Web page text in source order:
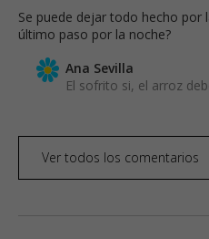
Se puede dejar todo hecho por
último paso por la noche?
Ana Sevilla
El sofrito si, el arroz
Ver todos los comentarios